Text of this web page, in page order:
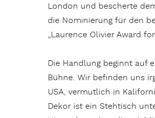
London und bescherte
die Nominierung für den
„Laurence Olivier Award
Die Handlung beginnt auf
Bühne. Wir befinden uns
USA, vermutlich in
Dekor ist ein Stehtisch